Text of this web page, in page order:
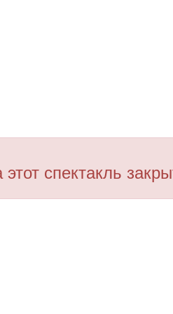
спектакль